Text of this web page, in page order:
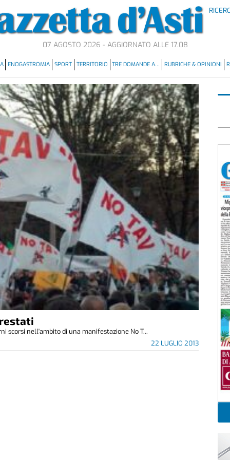
07 AGOSTO 2026 - AGGIORNATO ALLE 17.08
ENOGASTROMIA SPORT TERRITORIO TRE DOMANDE A… RUBRICHE & OPINIONI
22 LUGLIO 2013
scorsi nell'ambito di una manifestazione No T...